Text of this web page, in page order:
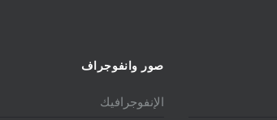
صور وانفوجراف
الإنفوجرافيك